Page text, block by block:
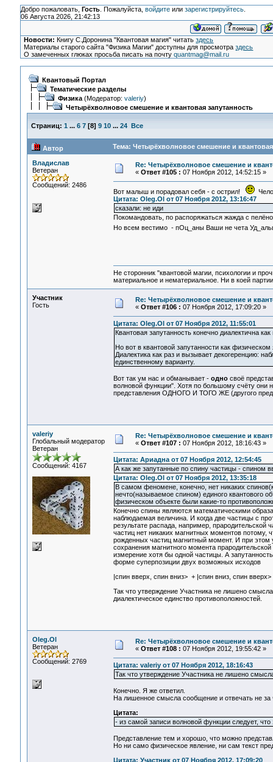
Добро пожаловать, Гость. Пожалуйста, войдитеили зарегистрируйтесь.
06 Августа 2026, 21:42:13
Новости: Книгу С.Доронина "Квантовая магия" читатьздесь
Материалы старого сайта "Физика Магии" доступны для просмотраздесь
О замеченных глюках просьба писать на почтуquantmag@mail.ru
Квантовый Портал
Тематические разделы
Физика(Модератор: valeriy)
Четырёхволновое смешение и квантовая запутанность
Страниц: 1 ... 6 7[8] 9 10 ... 24 Все
Автор Тема: Четырёхволновое смешение и
Владислав
Ветеран
Сообщений: 2486
Re: Четырёхволновое смешение и
« Ответ #105 : 07 Ноября 2012, 14:52:15 »
Вот малыш и порадовал себя - с острил!
Цитата: Oleg.Ol от 07 Ноября 2012, 13:16:47
сказали: не иди
Покомандовать, по распоряжаться жажда с
Но всем вестимо - пОц_аны Ваши не чета
Не сторонник "квантовой магии, психологии и
материальное и нематериальное. Ни в коей
Участник
Гость
Re: Четырёхволновое смешение и
« Ответ #106 : 07 Ноября 2012, 17:09:20 »
Цитата: Oleg.Ol от 07 Ноября 2012, 11:55:01
Квантовая запутанность конечно диалектична
Но вот в квантовой запутанности как физическом
Диалектика как раз и вызывает декогеренцию:
единственному варианту.
Вот так ум нас и обманывает - односвоё
волновой функции". Хотя по большому счёту они
представления ОДНОГО И ТОГО ЖЕ (другого
valeriy
Глобальный модератор
Ветеран
Сообщений: 4167
Re: Четырёхволновое смешение и
« Ответ #107 : 07 Ноября 2012, 18:16:43 »
Цитата: Ариадна от 07 Ноября 2012, 12:54:45
А как же запутанные по спину частицы - спином
Цитата: Oleg.Ol от 07 Ноября 2012, 13:35:18
В самом феномене, конечно, нет никаких
нечто(называемое спином) единого квантового
физическом объекте были какие-то
Конечно спины являются математическими
наблюдаемая величина. И когда две частицы с
результате распада, например,
частиц нет никаких магнитных моментов
рожденных частиц магнитный момент. И при этом
сохранения магнитного момента
измерение хотя бы одной частицы. А
форме суперпозиции двух возможных исходов
|спин вверх, спин вниз> + |спин вниз, спин вверх>
Так что утверждение Участника не лишено
диалектическое единство противоположностей.
Oleg.Ol
Ветеран
Сообщений: 2769
Re: Четырёхволновое смешение и
« Ответ #108 : 07 Ноября 2012, 19:55:42 »
Цитата: valeriy от 07 Ноября 2012, 18:16:43
Так что утверждение Участника не лишено
Конечно. Я же ответил.
На лишенное смысла сообщение и отвечать не за
Цитата:
- из самой записи волновой функции следует, что
Представление тем и хорошо, что можно
Но ни само физическое явление, ни сам текст
Цитата: Участник от 07 Ноября 2012, 17:09:20